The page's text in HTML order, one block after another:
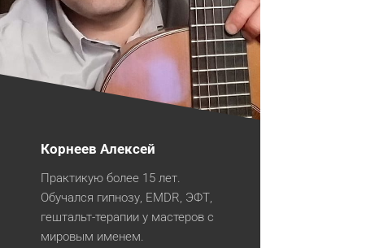
Корнеев Алексей
Практикую более 15 лет.
Обучался гипнозу, EMDR, ЭФТ,
гештальт-терапии у мастеров с
мировым именем.